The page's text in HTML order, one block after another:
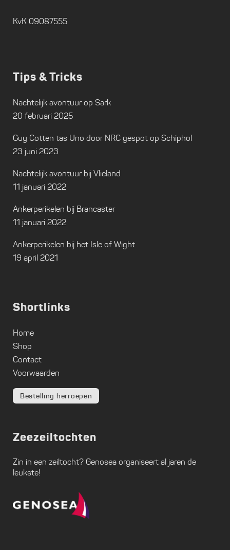
KvK 09087555
Tips & Tricks
Nachtelijk avontuur op Sark
20 februari 2025
Guy Cotten tas Uno door NRC gespot op Schiphol
23 juni 2023
Nachtelijk avontuur bij Vlieland
11 januari 2022
Ankerperikelen bij Brancaster
11 januari 2022
Ankerperikelen bij het Isle of Wight
19 april 2021
Shortlinks
Home
Shop
Contact
Voorwaarden
Bestelling herroepen
Zeezeiltochten
Zin in een zeiltocht? Genosea organiseert al jaren de
leukste!